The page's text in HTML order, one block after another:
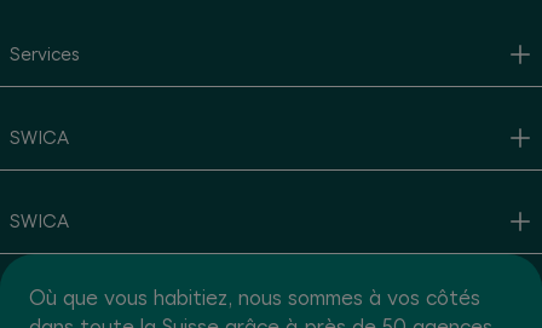
Services
SWICA
SWICA
Où que vous habitiez, nous sommes à vos côtés